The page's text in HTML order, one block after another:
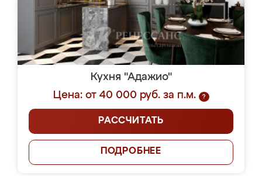
Кухня "Адажио"
Цена: от 40 000 руб. за п.м.
?
РАССЧИТАТЬ
ПОДРОБНЕЕ